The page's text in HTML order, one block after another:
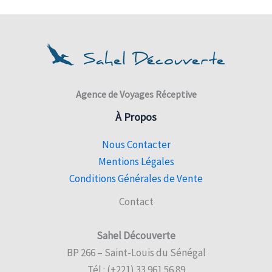
Agence de Voyages Réceptive
À Propos
Nous Contacter
Mentions Légales
Conditions Générales de Vente
Contact
Sahel Découverte
BP 266 – Saint-Louis du Sénégal